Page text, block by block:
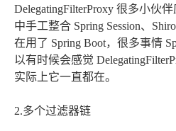
DelegatingFilterProxy 很多小伙
中手工整合 Spring Session、
在用了 Spring Boot，很多事情
以有时候会感觉
实际上它一直都在。
2.多个过滤器链